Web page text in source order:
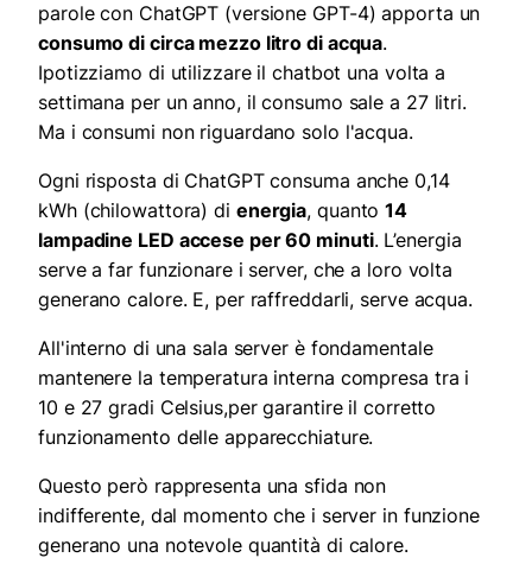
parole con ChatGPT (versione GPT-4) apporta un
consumo di circa mezzo litro di acqua.
Ipotizziamo di utilizzare il chatbot una volta a
settimana per un anno, il consumo sale a 27 litri.
Ma i consumi non riguardano solo l'acqua.
Ogni risposta di ChatGPT consuma anche 0,14
kWh (chilowattora) di energia, quanto14
lampadine LED accese per 60 minuti. L’energia
serve a far funzionare i server, che a loro volta
generano calore. E, per raffreddarli, serve acqua.
All'interno di una sala server è fondamentale
mantenere la temperatura interna compresa tra i
10 e 27 gradi Celsius,per garantire il corretto
funzionamento delle apparecchiature.
Questo però rappresenta una sfida non
indifferente, dal momento che i server in funzione
generano una notevole quantità di calore.